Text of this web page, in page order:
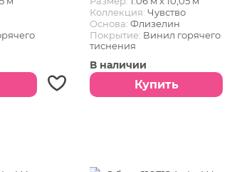
Коллекция: Чувство
Основа: Флизелин
Покрытие: Винил горячего
тиснения
В наличии
Купить